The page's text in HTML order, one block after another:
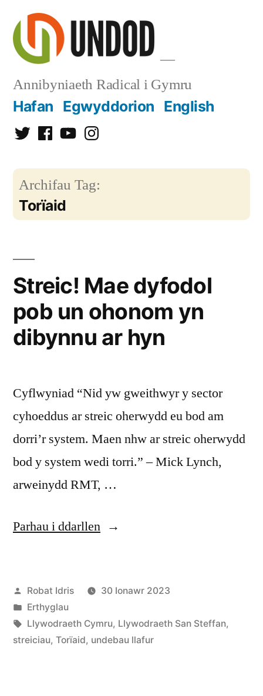
Mynd
cynnwys
Annibyniaeth Radical i Gymru
Hafan Egwyddorion English
TwitterFacebook
YouTubeInstagram
Archifau Tag:
Torïaid
Streic! Mae dyfodol
pob un ohonom yn
dibynnu ar hyn
Cyflwyniad “Nid yw gweithwyr y sector
cyhoeddus ar streic oherwydd eu bod am
dorri’r system. Maen nhw ar streic oherwydd
bod y system wedi torri.” – Mick Lynch,
arweinydd RMT, …
Parhau i ddarllen “Streic!
pob
ohonom
Cofnodwyd
ar
Robat Idris
30 Ionawr 2023
Cofnodwyd
ar
Erthyglau
Tagiau:
Llywodraeth Cymru, Llywodraeth San Steffan,
streiciau, Torïaid, undebau llafur